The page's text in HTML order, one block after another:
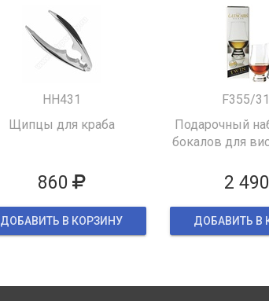
HH431
Щипцы для краба
860
ДОБАВИТЬ В КОРЗИНУ
F355/
Подарочный
бокалов для
2 490
ДОБАВИТЬ В